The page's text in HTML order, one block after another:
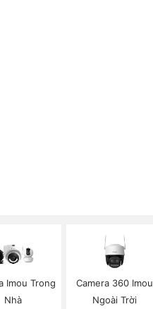
Imou Trong
Nhà
Camera 360 Imou
Ngoài Trời